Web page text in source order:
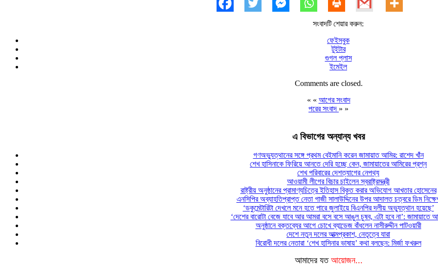
সংবাদটি শেয়ার করুন:
ফেইসবুক
টুইটার
গুগল প্লাস
ইমেইল
Comments are closed.
« « আগের সংবাদ
পরের সংবাদ » »
এ বিভাগের অন্যান্য খবর
গণঅভ্যুত্থানের সঙ্গে প্রথম বেইমানি করেন জামায়াত আমির: রাশেদ খাঁন
শেখ হাসিনাকে ফিরিয়ে আনতে দেরি হচ্ছে কেন, জামায়াতের আমিরের প্রশ্ন
শেখ পরিবারের দেশত্যাগের নেপথ্য
আওয়ামী লীগের বিচার চাইলেন স্বরাষ্ট্রমন্ত্রী
রাষ্ট্রীয় অনুষ্ঠানের প্রামাণ্যচিত্রে ইতিহাস বিকৃত করার অভিযোগ আখতার হোসেনের
এনসিপির অব্যাহতিপ্রাপ্ত নেতা গাজী সালাউদ্দিনের উপর আদালত চত্বরে ডিম
‘ডকুমেন্টারিটা দেখলে মনে হতে পারে জুলাইয়ে বিএনপির দলীয় অভ্যুত্থান হয়েছে’
‘দেশের বারোটা বেজে যাবে আর আমরা বসে বসে আঙুল চুষব, এটা হবে না’: জামায়াতে
অনুষ্ঠানে বক্তব্যের আগে চোখে ব্যান্ডেজ বাঁধলেন নাসীরুদ্দীন পাটওয়ারী
দেশে নতুন দলের আত্মপ্রকাশ, নেতৃত্বে যারা
বিরোধী দলের নেতারা ‘শেখ হাসিনার ভাষায়’ কথা বলছেন: মির্জা ফখরুল
আমাদের যত আয়োজন...